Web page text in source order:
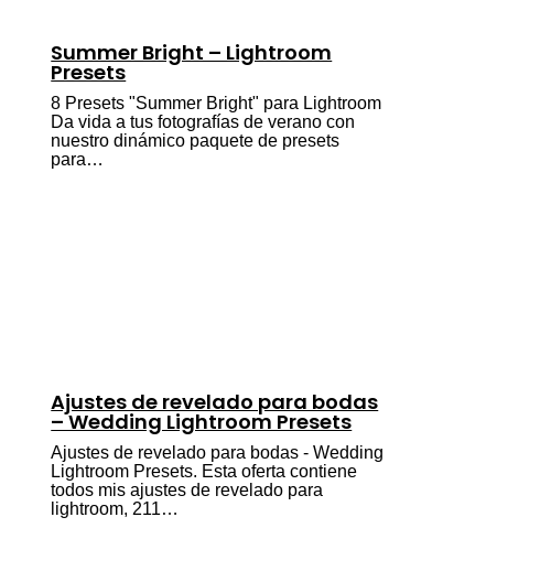
Summer Bright – Lightroom
Presets
8 Presets "Summer Bright" para Lightroom
Da vida a tus fotografías de verano con
nuestro dinámico paquete de presets
para…
Ajustes de revelado para bodas
– Wedding Lightroom Presets
Ajustes de revelado para bodas - Wedding
Lightroom Presets. Esta oferta contiene
todos mis ajustes de revelado para
lightroom, 211…